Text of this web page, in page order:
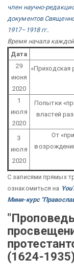
член научно-
документов
1917–1918 гг..
Время начала
Дата
29
июня
2020
«Приходская
1
июля
2020
Попытки
властей
3
июля
2020
От
С записями прямых
ознакомиться на
Мини-курс
(1624-